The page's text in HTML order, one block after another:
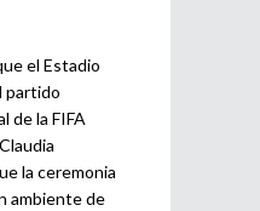
el Estadio
partido
de la FIFA
la ceremonia
ambiente de